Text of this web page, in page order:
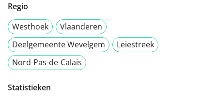
Regio
Westhoek
Vlaanderen
Deelgemeente Wevelgem
Leiestreek
Nord-Pas-de-Calais
Statistieken